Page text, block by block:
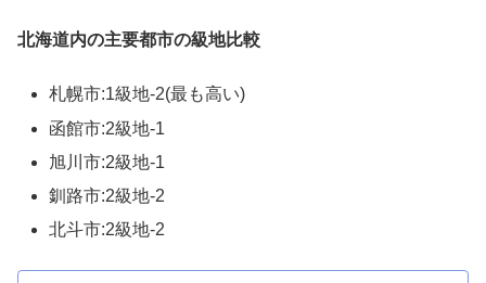
北海道内の主要都市の級地比較
札幌市:1級地-2(最も高い)
函館市:2級地-1
旭川市:2級地-1
釧路市:2級地-2
北斗市:2級地-2